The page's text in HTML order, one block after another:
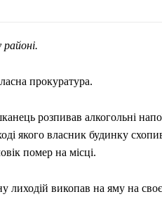
районі.
прокуратура.
розпивав алкогольні
якого власник будинку
помер на місці.
викопав на яму на